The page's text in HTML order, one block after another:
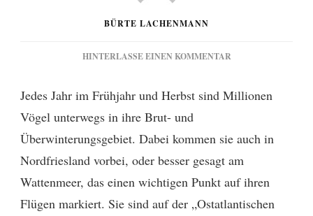
BÜRTE LACHENMANN
HINTERLASSE EINEN KOMMENTARZU
VIEL
WATTENMEER
Jedes Jahr im Frühjahr und Herbst sind Millionen
Vögel unterwegs in ihre Brut- und
Überwinterungsgebiet. Dabei kommen sie auch in
Nordfriesland vorbei, oder besser gesagt am
Wattenmeer, das einen wichtigen Punkt auf ihren
Flügen markiert. Sie sind auf der „Ostatlantischen